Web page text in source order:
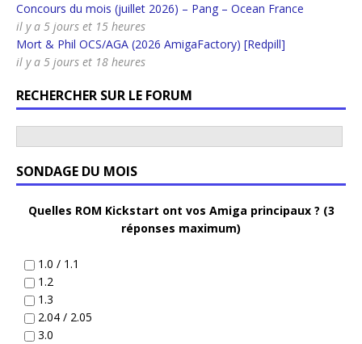
Concours du mois (juillet 2026) – Pang – Ocean France
il y a 5 jours et 15 heures
Mort & Phil OCS/AGA (2026 AmigaFactory) [Redpill]
il y a 5 jours et 18 heures
RECHERCHER SUR LE FORUM
SONDAGE DU MOIS
Quelles ROM Kickstart ont vos Amiga principaux ? (3
réponses maximum)
1.0 / 1.1
1.2
1.3
2.04 / 2.05
3.0